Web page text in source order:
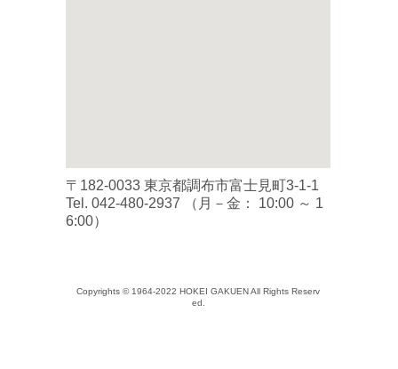
〒182-0033 東京都調布市富士見町3-1-1
Tel. 042-480-2937 （月－金： 10:00 ～ 1
6:00）
Copyrights © 1964-2022 HOKEI GAKUEN All Rights Reserv
ed.